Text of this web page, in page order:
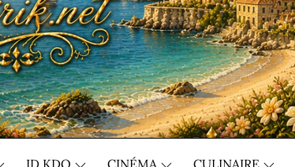
ID KDO CINÉMA CULINAIRE